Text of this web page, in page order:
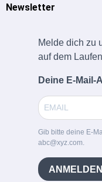
Newsletter
Melde dich zu
auf dem
Deine E-Mail-
Gib bitte deine E-
abc@xyz.com.
ANMELDEN